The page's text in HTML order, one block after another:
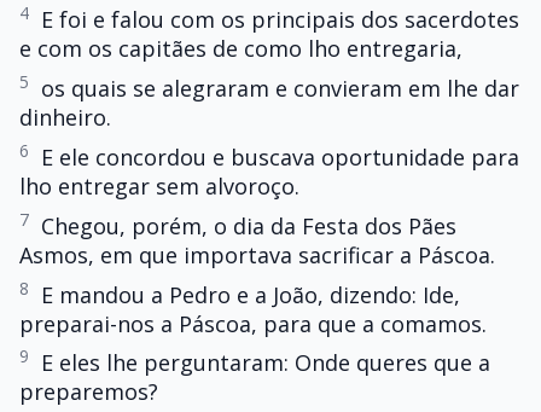
4
E foi e falou com os principais dos sacerdotes
e com os capitães de como lho entregaria,
5
os quais se alegraram e convieram em lhe dar
dinheiro.
6
E ele concordou e buscava oportunidade para
lho entregar sem alvoroço.
7 Chegou, porém, o dia da Festa dos Pães
Asmos, em que importava sacrificar a Páscoa.
8
E mandou a Pedro e a João, dizendo: Ide,
preparai-nos a Páscoa, para que a comamos.
9
E eles lhe perguntaram: Onde queres que a
preparemos?